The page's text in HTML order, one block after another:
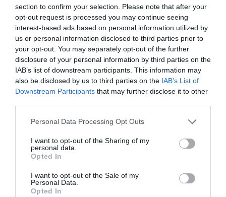
section to confirm your selection. Please note that after your
opt-out request is processed you may continue seeing
interest-based ads based on personal information utilized by
us or personal information disclosed to third parties prior to
your opt-out. You may separately opt-out of the further
disclosure of your personal information by third parties on the
IAB’s list of downstream participants. This information may
also be disclosed by us to third parties on the IAB’s List of
Downstream Participants that may further disclose it to other
Personal Data Processing Opt Outs
I want to opt-out of the Sharing of my
personal data.
Opted In
I want to opt-out of the Sale of my
Personal Data.
Opted In
Δείτε όλα τατελευταία νέαγια την Τέχνη και τον
Πολιτισμό στοCulturenow.gr
Νέοι Διαγωνισμοί ❯
Tags
ΕΝΤΕΧΝΟ - ΛΑΪΚΟ - ΠΑΡΑΔΟΣΙΑΚΗ
ΚΑΛΟΚΑΙΡΙΝΕΣ ΣΥΝΑΥΛΙΕΣ
ΣΥΝΑΥΛΙΕΣ 2018
Κάθε βδομάδα στο e-mail σας τα τελευταία νέα για
την Τέχνη και τον Πολιτισμό!